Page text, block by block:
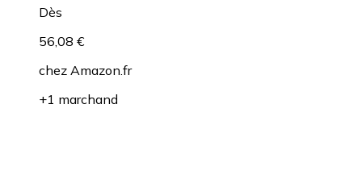
Dès
56,08 €
chez Amazon.fr
+1 marchand